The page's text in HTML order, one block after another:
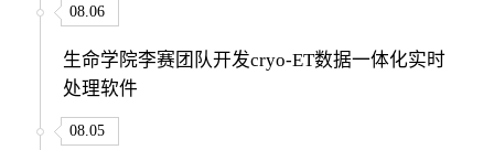
08.06
生命学院李赛团队开发cryo-ET数据一体化实时
处理软件
08.05